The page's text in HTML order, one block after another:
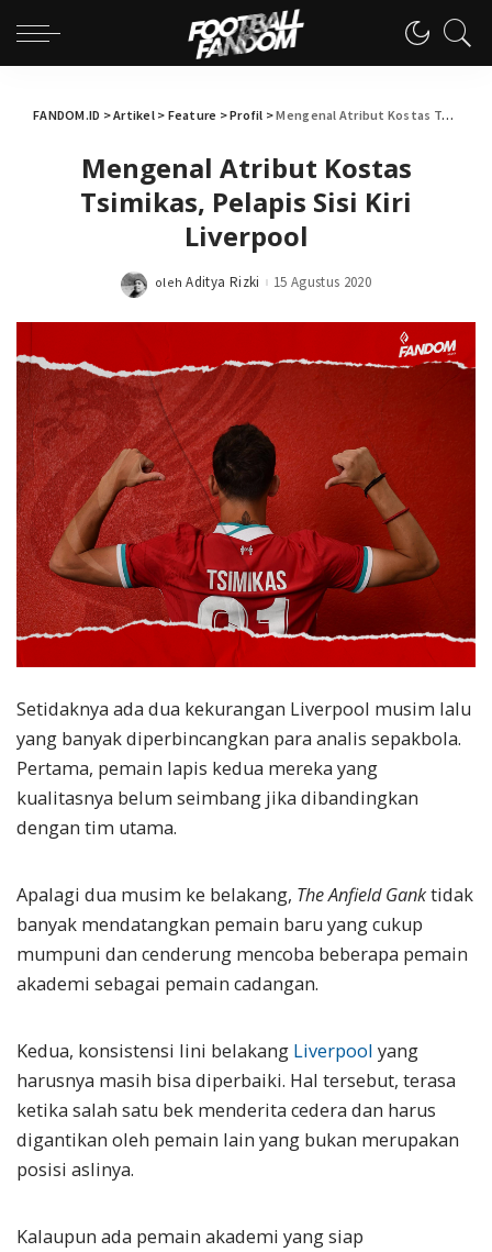
FANDOM.ID >Artikel> Feature >Profil >Mengenal Atribut Kostas Tsimikas, Pelapis Sisi Kiri Liverpool
Mengenal Atribut Kostas
Tsimikas, Pelapis Sisi Kiri
Liverpool
Posted
oleh Aditya Rizki 15 Agustus 2020
Setidaknya ada dua kekurangan Liverpool musim lalu
yang banyak diperbincangkan para analis sepakbola.
Pertama, pemain lapis kedua mereka yang
kualitasnya belum seimbang jika dibandingkan
dengan tim utama.
Apalagi dua musim ke belakang, The Anfield Ganktidak
banyak mendatangkan pemain baru yang cukup
mumpuni dan cenderung mencoba beberapa pemain
akademi sebagai pemain cadangan.
Kedua, konsistensi lini belakang Liverpool yang
harusnya masih bisa diperbaiki. Hal tersebut, terasa
ketika salah satu bek menderita cedera dan harus
digantikan oleh pemain lain yang bukan merupakan
posisi aslinya.
Kalaupun ada pemain akademi yang siap